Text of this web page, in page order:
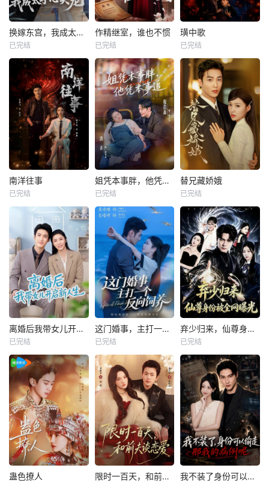
换嫁东宫，我成太子心尖宠
已完结
作精继室，谁也不惯
已完结
璜中歌
已完结
南洋往事
已完结
姐凭本事胖，他凭本事追
已完结
替兄藏娇娥
已完结
离婚后我带女儿开启新人生
已完结
这门婚事，主打一个反向饲养
已完结
弃少归来，仙尊身份被全网曝光
已完结
蛊色撩人 限时一百天，和前夫谈恋爱 我不装了身份可以偷走那我的病例呢